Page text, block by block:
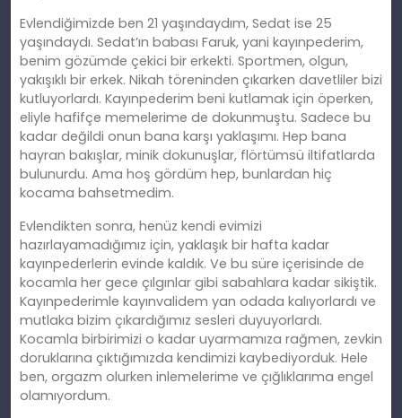
Evlendiğimizde ben 21 yaşındaydım, Sedat ise 25
yaşındaydı. Sedat’ın babası Faruk, yani kayınpederim,
benim gözümde çekici bir erkekti. Sportmen, olgun,
yakışıklı bir erkek. Nikah töreninden çıkarken davetliler bizi
kutluyorlardı. Kayınpederim beni kutlamak için öperken,
eliyle hafifçe memelerime de dokunmuştu. Sadece bu
kadar değildi onun bana karşı yaklaşımı. Hep bana
hayran bakışlar, minik dokunuşlar, flörtümsü iltifatlarda
bulunurdu. Ama hoş gördüm hep, bunlardan hiç
kocama bahsetmedim.
Evlendikten sonra, henüz kendi evimizi
hazırlayamadığımız için, yaklaşık bir hafta kadar
kayınpederlerin evinde kaldık. Ve bu süre içerisinde de
kocamla her gece çılgınlar gibi sabahlara kadar sikiştik.
Kayınpederimle kayınvalidem yan odada kalıyorlardı ve
mutlaka bizim çıkardığımız sesleri duyuyorlardı.
Kocamla birbirimizi o kadar uyarmamıza rağmen, zevkin
doruklarına çıktığımızda kendimizi kaybediyorduk. Hele
ben, orgazm olurken inlemelerime ve çığlıklarıma engel
olamıyordum.